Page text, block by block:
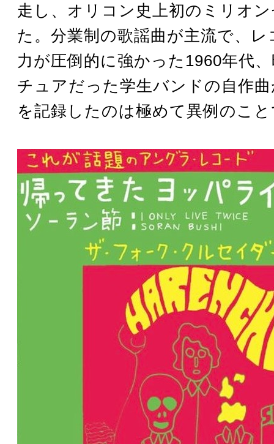
走し、オリコン史上初のミリオ
た。分業制の歌謡曲が主流で、レ
力が圧倒的に強かった1960年代
チュアだった学生バンドの自作
を記録したのは極めて異例のこ